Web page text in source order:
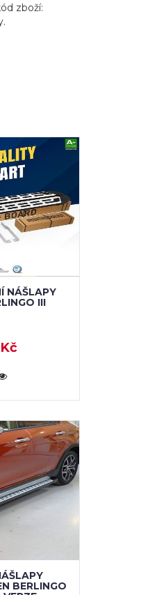
zboží:
NÁŠLAPY
III
BERLINGO